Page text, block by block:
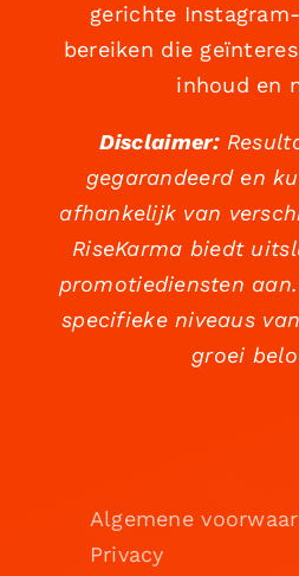
gerichte
bereiken die
inhoud en
Disclaimer:
gegarandeerd en
afhankelijk van
RiseKarma biedt
promotiediensten
specifieke niveaus
groei
Algemene
Privacy